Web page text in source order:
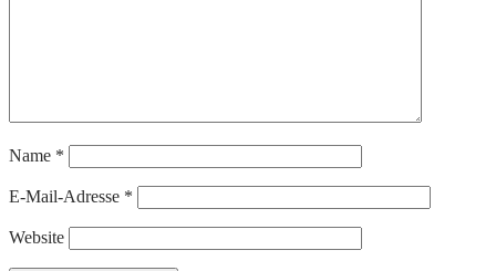
Name *
E-Mail-Adresse *
Website